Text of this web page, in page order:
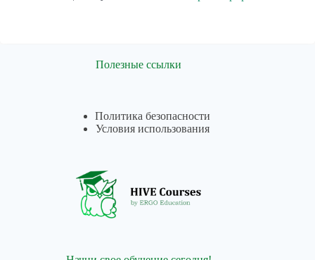
Полезные ссылки
Политика безопасности
Условия использования